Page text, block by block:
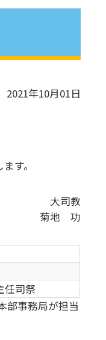
2021年10月01日
す。
大司教
菊地 功
任司祭
部事務局が担当